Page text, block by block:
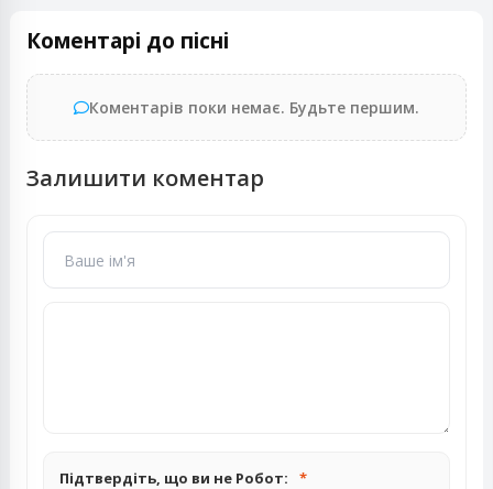
Коментарі до пісні
Коментарів поки немає. Будьте першим.
Залишити коментар
Підтвердіть, що ви не Робот: